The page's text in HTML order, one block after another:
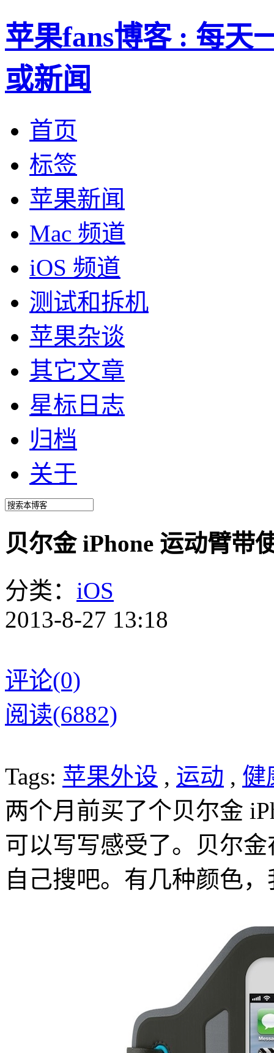
苹果fans博客 : 每天
或新闻
首页
标签
苹果新闻
Mac 频道
iOS 频道
测试和拆机
苹果杂谈
其它文章
星标日志
归档
关于
贝尔金 iPhone 运动臂带
分类： iOS
2013-8-27 13:18
评论(0)
阅读(6882)
Tags: 苹果外设 , 运动 , 健
两个月前买了个贝尔金
可以写写感受了。贝尔
自己搜吧。有几种颜色